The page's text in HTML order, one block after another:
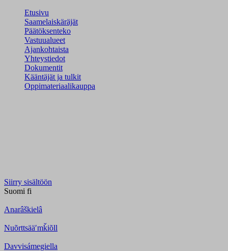
Etusivu
Saamelaiskäräjät
Päätöksenteko
Vastuualueet
Ajankohtaista
Yhteystiedot
Dokumentit
Kääntäjät ja tulkit
Oppimateriaalikauppa
Siirry sisältöön
Suomi fi
Anarâškielâ
Nuõrttsääʹmǩiõll
Davvisámegiella